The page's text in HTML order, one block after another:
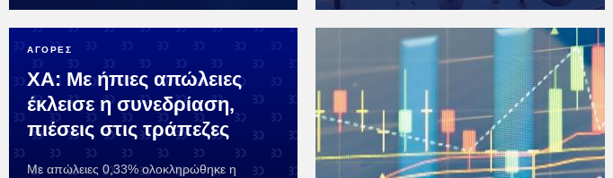
ΑΓΟΡΕΣ
ΧΑ: Με ήπιες απώλειες
έκλεισε η συνεδρίαση,
πιέσεις στις τράπεζες
Με απώλειες 0,33% ολοκληρώθηκε η